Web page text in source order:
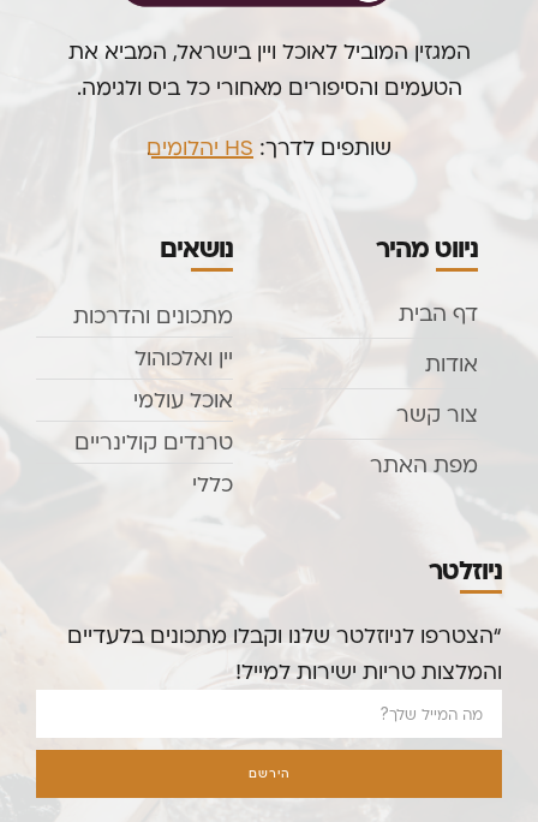
המגזין המוביל לאוכל ויין בישראל, המביא את
הטעמים והסיפורים מאחורי כל ביס ולגימה.
שותפים לדרך: HS יהלומים .
ניווט מהיר
דף הבית
אודות
צור קשר
מפת האתר
נושאים
מתכונים והדרכות
יין ואלכוהול
אוכל עולמי
טרנדים קולינריים
כללי
ניוזלטר
“הצטרפו לניוזלטר שלנו וקבלו מתכונים בלעדיים
והמלצות טריות ישירות למייל!
הירשם